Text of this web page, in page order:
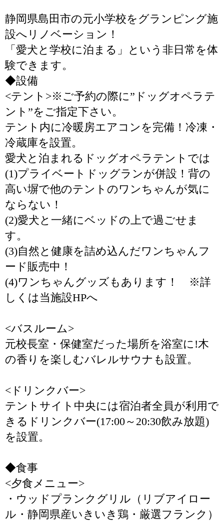
静岡県島田市の元小学校をグランピング施
設へリノベーション！
「愛犬と学校に泊まる」という非日常を体
験できます。
◆設備
<テント>※ご予約の際に”ドッグオペラテ
ント”をご指定下さい。
テント内に冷暖房エアコンを完備！冷凍・
冷蔵庫を設置。
愛犬と泊まれるドッグオペラテントでは
(1)プライベートドッグランが併設！背の
高い塀で他のテントのワンちゃんが気に
ならない！
(2)愛犬と一緒にベッドの上で過ごせま
す。
(3)自然と健康を詰め込んだワンちゃんフ
ード販売中！
(4)ワンちゃんグッズもあります！ ※詳
しくは当施設HPへ
<バスルーム>
元校長室・保健室だった場所を浴室に!木
の香りを楽しむバレルサウナも設置。
<ドリンクバー>
テントサイト中央には宿泊者全員が利用で
きるドリンクバー(17:00～20:30飲み放題)
を設置。
◆食事
<夕食メニュー>
・ウッドプランクグリル（リブアイロー
ル・静岡県産いきいき鶏・厳選フランク）